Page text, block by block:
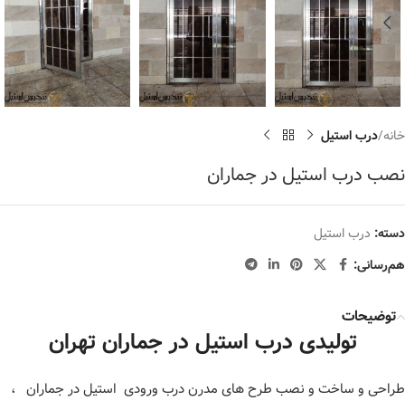
خانه درب استیل
نصب درب استیل در جماران
دسته: درب استیل
هم‌رسانی:
توضیحات
تولیدی درب استیل در جماران تهران
طراحی و ساخت و نصب طرح های مدرن درب ورودی استیل در جماران ،